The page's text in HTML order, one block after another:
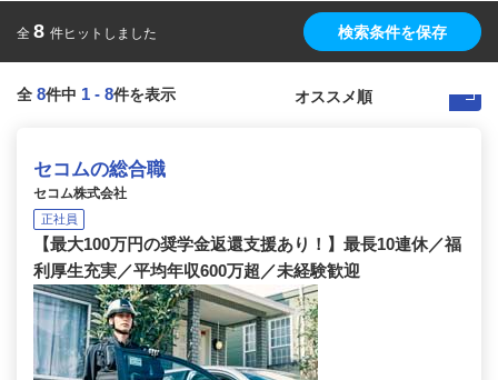
全 8 件ヒットしました 検索条件を保存
全 8件中 1 - 8件を表示
セコムの総合職
セコム株式会社
正社員
【最大100万円の奨学金返還支援あり！】最長10連休／福
利厚生充実／平均年収600万超／未経験歓迎